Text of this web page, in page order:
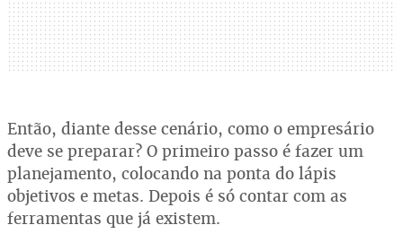
Então, diante desse cenário, como o empresário
deve se preparar? O primeiro passo é fazer um
planejamento, colocando na ponta do lápis
objetivos e metas. Depois é só contar com as
ferramentas que já existem.